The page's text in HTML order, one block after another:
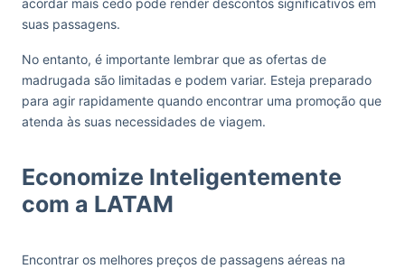
acordar mais cedo pode render descontos significativos em
suas passagens.
No entanto, é importante lembrar que as ofertas de
madrugada são limitadas e podem variar. Esteja preparado
para agir rapidamente quando encontrar uma promoção que
atenda às suas necessidades de viagem.
Economize Inteligentemente
com a LATAM
Encontrar os melhores preços de passagens aéreas na